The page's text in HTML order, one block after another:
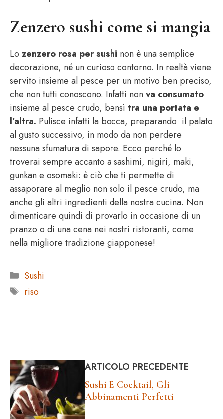
Zenzero sushi come si mangia
Lo zenzero rosa per sushi non è una semplice
decorazione, né un curioso contorno. In realtà viene
servito insieme al pesce per un motivo ben preciso,
che non tutti conoscono. Infatti nonva consumato
insieme al pesce crudo, bensì tra una portata e
l’altra. Pulisce infatti la bocca, preparando il palato
al gusto successivo, in modo da non perdere
nessuna sfumatura di sapore. Ecco perché lo
troverai sempre accanto a sashimi, nigiri, maki,
gunkan e osomaki: è ciò che ti permette di
assaporare al meglio non solo il pesce crudo, ma
anche gli altri ingredienti della nostra cucina. Non
dimenticare quindi di provarlo in occasione di un
pranzo o di una cena nei nostri ristoranti, come
nella migliore tradizione giapponese!
Categorie
Sushi
Tag
riso
ARTICOLO PRECEDENTE
Sushi E Cocktail, Gli
Abbinamenti Perfetti